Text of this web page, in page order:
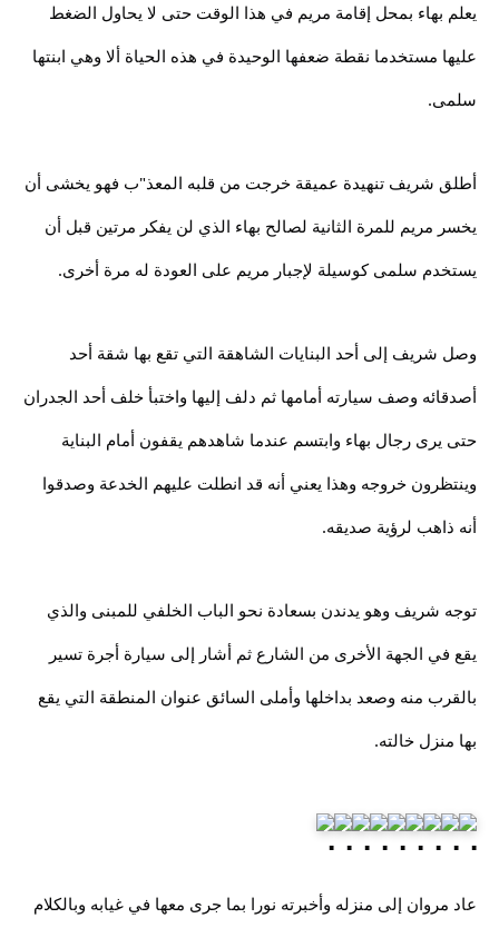
يعلم بهاء بمحل إقامة مريم في هذا الوقت حتى لا يحاول الضغط
عليها مستخدما نقطة ضعفها الوحيدة في هذه الحياة ألا وهي ابنتها
سلمى.
أطلق شريف تنهيدة عميقة خرجت من قلبه المعذ"ب فهو يخشى أن
يخسر مريم للمرة الثانية لصالح بهاء الذي لن يفكر مرتين قبل أن
يستخدم سلمى كوسيلة لإجبار مريم على العودة له مرة أخرى.
وصل شريف إلى أحد البنايات الشاهقة التي تقع بها شقة أحد
أصدقائه وصف سيارته أمامها ثم دلف إليها واختبأ خلف أحد الجدران
حتى يرى رجال بهاء وابتسم عندما شاهدهم يقفون أمام البناية
وينتظرون خروجه وهذا يعني أنه قد انطلت عليهم الخدعة وصدقوا
أنه ذاهب لرؤية صديقه.
توجه شريف وهو يدندن بسعادة نحو الباب الخلفي للمبنى والذي
يقع في الجهة الأخرى من الشارع ثم أشار إلى سيارة أجرة تسير
بالقرب منه وصعد بداخلها وأملى السائق عنوان المنطقة التي يقع
بها منزل خالته.
عاد مروان إلى منزله وأخبرته نورا بما جرى معها في غيابه وبالكلام